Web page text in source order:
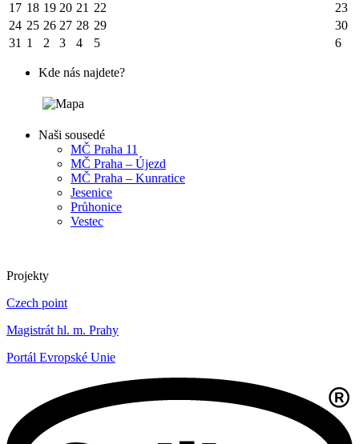
17 18 19 20 21 22
23
24 25 26 27 28 29
30
31 1 2 3 4 5 6
Kde nás najdete?
Naši sousedé
MČ Praha 11
MČ Praha – Újezd
MČ Praha – Kunratice
Jesenice
Průhonice
Vestec
Projekty
Czech point
Magistrát hl. m. Prahy
Portál Evropské Unie